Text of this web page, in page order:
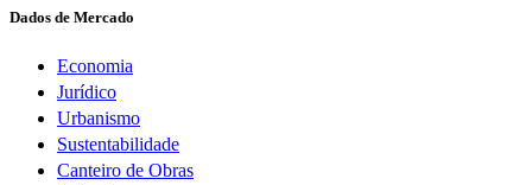
Dados de Mercado
Economia
Jurídico
Urbanismo
Sustentabilidade
Canteiro de Obras